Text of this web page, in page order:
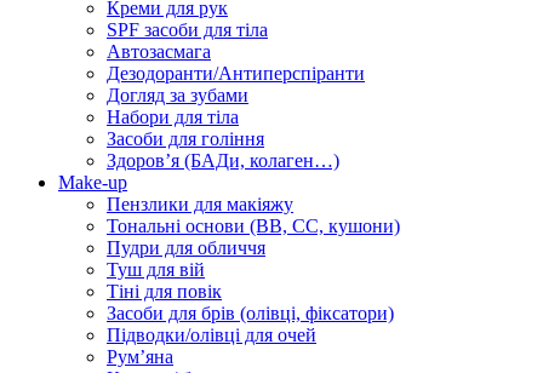
Креми для рук
SPF засоби для тіла
Автозасмага
Дезодоранти/Антиперспіранти
Догляд за зубами
Набори для тіла
Засоби для гоління
Здоровʼя (БАДи, колаген…)
Make-up
Пензлики для макіяжу
Тональні основи (BB, CC, кушони)
Пудри для обличчя
Туш для вій
Тіні для повік
Засоби для брів (олівці, фіксатори)
Підводки/олівці для очей
Румʼяна